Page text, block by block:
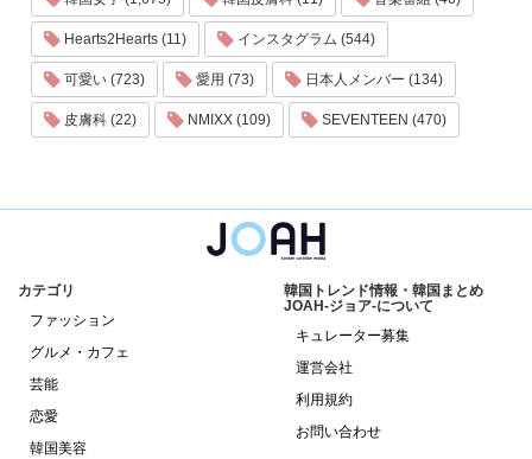
Hearts2Hearts (11) インスタグラム (544)
可愛い (723) 愛用 (73) 日本人メンバー (134)
皮膚科 (22) NMIXX (109) SEVENTEEN (470)
カテゴリ
ファッション
グルメ・カフェ
芸能
恋愛
韓国美容
韓国トレンド情報・韓国まとめ
JOAH-ジョア-について
キュレーター募集
運営会社
利用規約
お問い合わせ